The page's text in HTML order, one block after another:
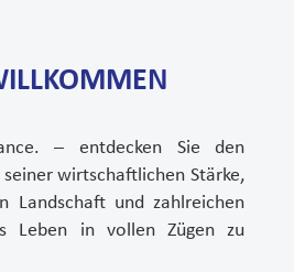
– entdecken Sie den
wirtschaftlichen Stärke,
Landschaft und zahlreichen
Leben in vollen Zügen zu